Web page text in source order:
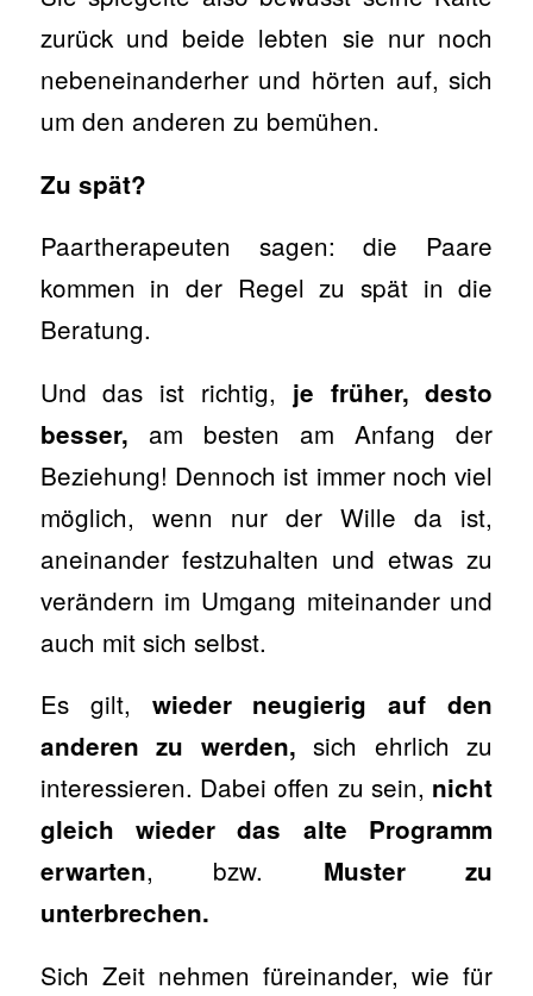
zurück und beide lebten sie nur noch
nebeneinanderher und hörten auf, sich
um den anderen zu bemühen.
Zu spät?
Paartherapeuten sagen: die Paare
kommen in der Regel zu spät in die
Beratung.
Und das ist richtig, je früher, desto
besser, am besten am Anfang der
Beziehung! Dennoch ist immer noch viel
möglich, wenn nur der Wille da ist,
aneinander festzuhalten und etwas zu
verändern im Umgang miteinander und
auch mit sich selbst.
Es gilt, wieder neugierig auf den
anderen zu werden, sich ehrlich zu
interessieren. Dabei offen zu sein, nicht
gleich wieder das alte Programm
erwarten, bzw. Muster zu
unterbrechen.
Sich Zeit nehmen füreinander, wie für